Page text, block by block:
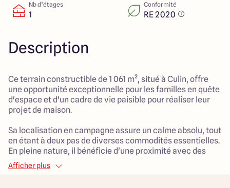
4.9
Nb d’étages
1
Conformité
RE 2020
Description
Ce terrain constructible de 1 061 m², situé à Culin, offre
une opportunité exceptionnelle pour les familles en quête
d'espace et d'un cadre de vie paisible pour réaliser leur
projet de maison.
Sa localisation en campagne assure un calme absolu, tout
en étant à deux pas de diverses commodités essentielles.
En pleine nature, il bénéficie d'une proximité avec des
espaces verts idéaux pour les activités familiales et les
balades. Le terrain est parfaitement adapté à une
Afficher plus